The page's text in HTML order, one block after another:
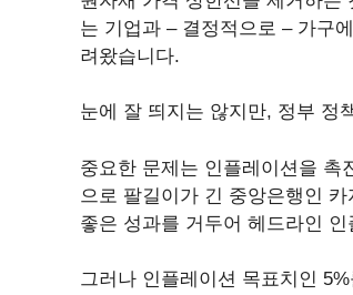
는 기업과 – 결정적으로 – 가구
려왔습니다.
눈에 잘 띄지는 않지만, 정부 정
중요한 문제는 인플레이션을 촉
으로 팔길이가 긴 중앙은행인
좋은 성과를 거두어 헤드라인
그러나 인플레이션 목표치인